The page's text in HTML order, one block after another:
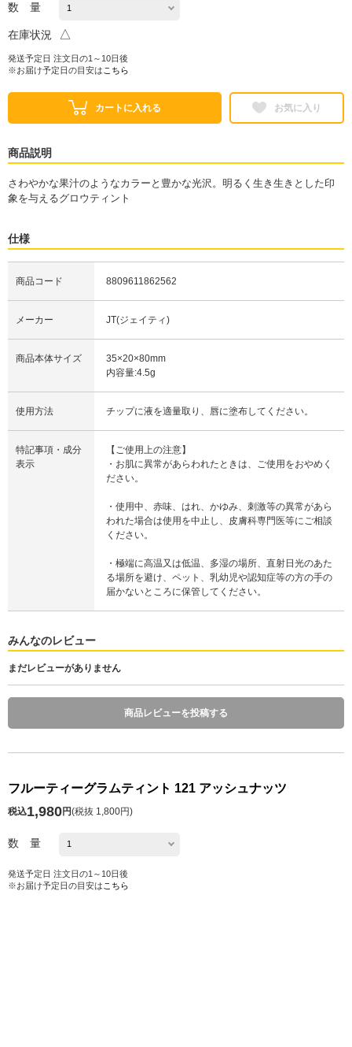
数 量
在庫状況 △
発送予定日 注文日の1～10日後
※お届け予定日の目安は こちら
カートに入れる お気に入り
商品説明
さわやかな果汁のようなカラーと豊かな光沢。明るく生き生きとした印
象を与えるグロウティント
仕様
商品コード 8809611862562
メーカー JT(ジェイティ)
商品本体サイズ
35×20×80mm
内容量:4.5g
使用方法 チップに液を適量取り、唇に塗布してください。
特記事項・成分
表示
【ご使用上の注意】
・お肌に異常があらわれたときは、ご使用をおやめく
ださい。
・使用中、赤味、はれ、かゆみ、刺激等の異常があら
われた場合は使用を中止し、皮膚科専門医等にご相談
ください。
・極端に高温又は低温、多湿の場所、直射日光のあた
る場所を避け、ペット、乳幼児や認知症等の方の手の
届かないところに保管してください。
みんなのレビュー
まだレビューがありません
商品レビューを投稿する
フルーティーグラムティント 121 アッシュナッツ
税込1,980円(税抜 1,800円)
数 量
発送予定日 注文日の1～10日後
※お届け予定日の目安は こちら